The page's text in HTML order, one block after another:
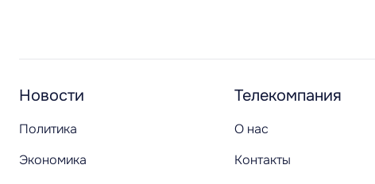
Новости
Политика
Экономика
Телекомпания
О нас
Контакты